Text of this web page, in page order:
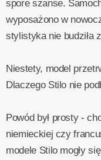
spore szanse.
wyposażono w
stylistyka nie budziła
Niestety, model
Dlaczego Stilo nie
Powód był prosty -
niemieckiej czy
modele Stilo mogły